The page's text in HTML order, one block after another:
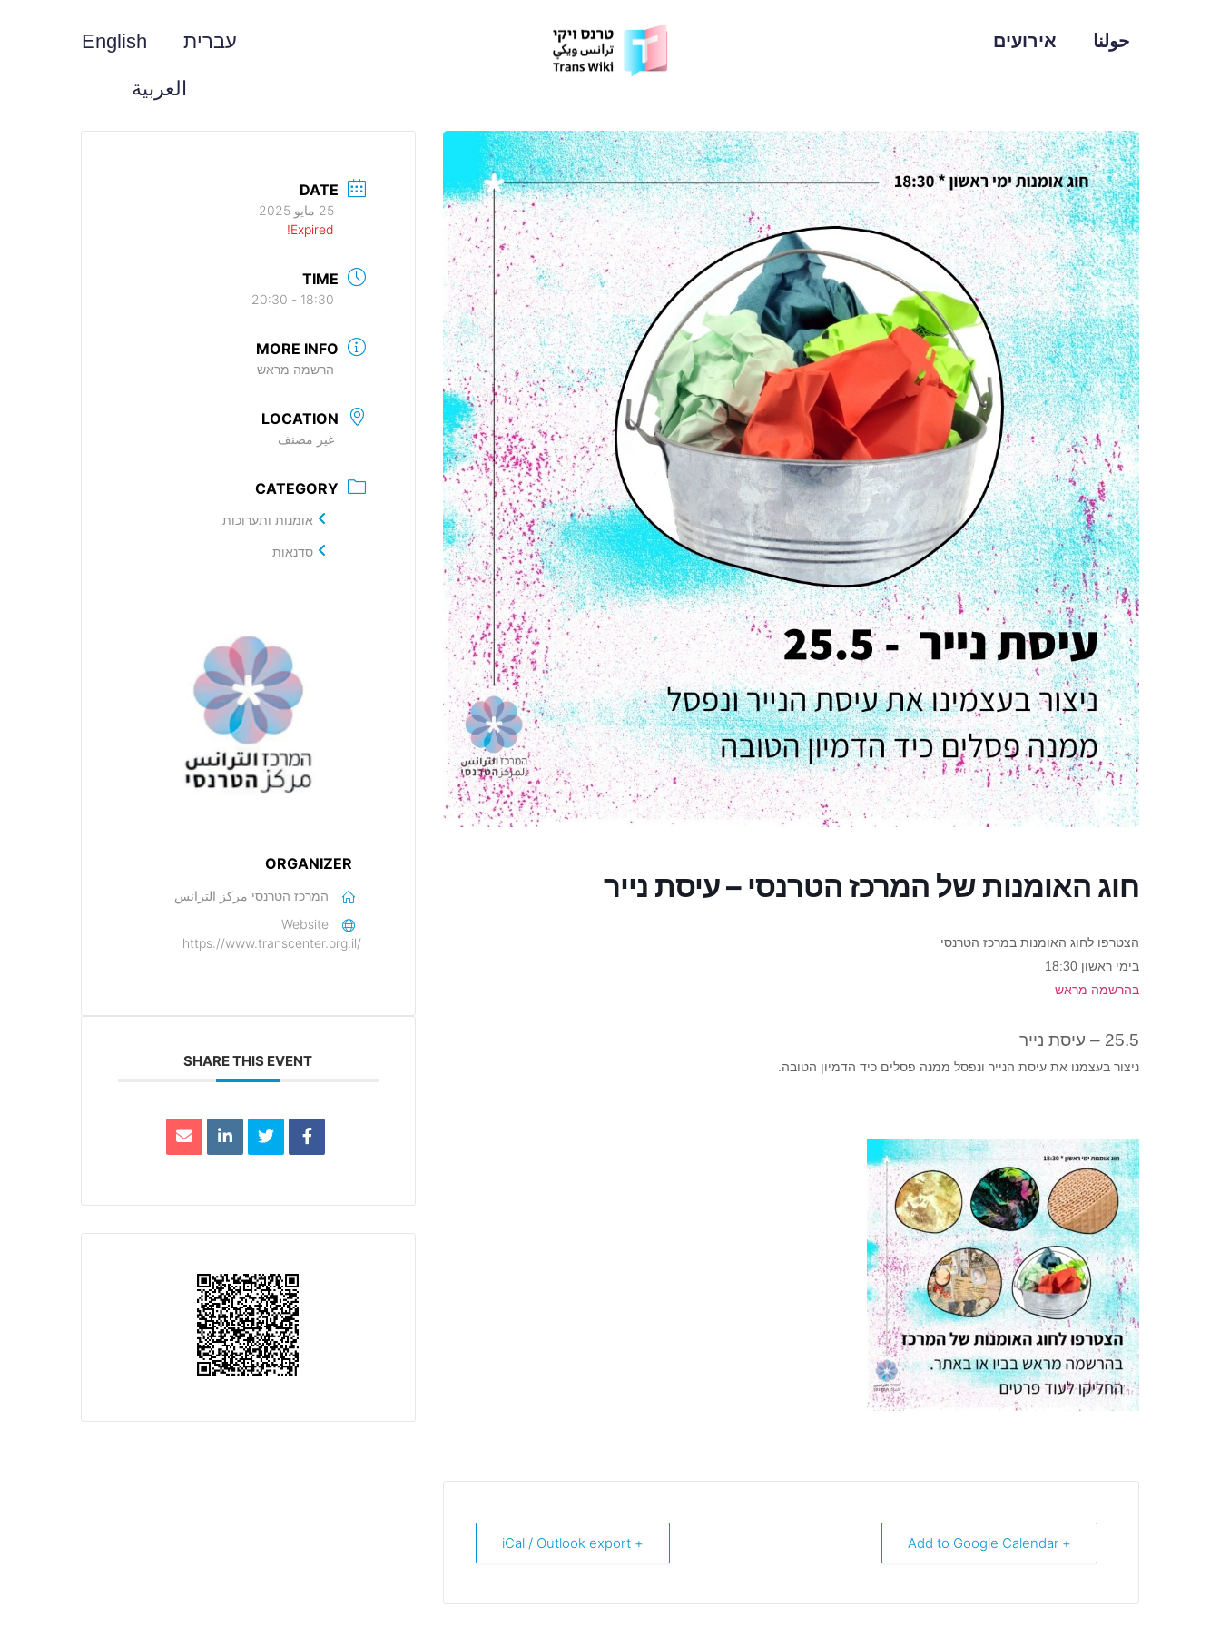
حولنا אירועים עברית English
العربية
חוג האומנות של המרכז הטרנסי – עיסת נייר
הצטרפו לחוג האומנות במרכז הטרנסי
בימי ראשון 18:30
בהרשמה מראש
25.5 – עיסת נייר
ניצור בעצמנו את עיסת הנייר ונפסל ממנה פסלים כיד הדמיון הטובה.
+ Add to Google Calendar
+ iCal / Outlook export
DATE
25 مايو 2025
Expired!
TIME
18:30 - 20:30
MORE INFO
הרשמה מראש
LOCATION
غير مصنف
CATEGORY
אומנות ותערוכות
סדנאות
ORGANIZER
המרכז הטרנסי مركز الترانس
Website
https://www.transcenter.org.il/
SHARE THIS EVENT